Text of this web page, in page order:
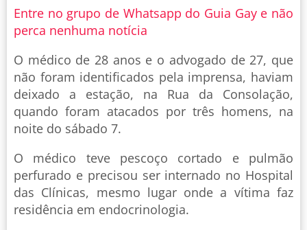
Entre no grupo de Whatsapp do Guia Gay e não
perca nenhuma notícia
O médico de 28 anos e o advogado de 27, que
não foram identificados pela imprensa, haviam
deixado a estação, na Rua da Consolação,
quando foram atacados por três homens, na
noite do sábado 7.
O médico teve pescoço cortado e pulmão
perfurado e precisou ser internado no Hospital
das Clínicas, mesmo lugar onde a vítima faz
residência em endocrinologia.